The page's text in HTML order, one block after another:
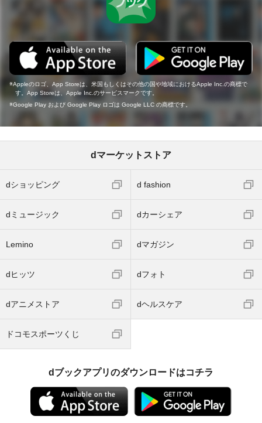
Appleのロゴ、App Storeは、米国もしくはその他の国や地域におけるApple Inc.の商標で
す。App Storeは、Apple Inc.のサービスマークです。
Google Play および Google Play ロゴは Google LLC の商標です。
dマーケットストア
dショッピング d fashion
dミュージック dカーシェア
Lemino dマガジン
dヒッツ dフォト
dアニメストア dヘルスケア
ドコモスポーツくじ
dブックアプリのダウンロードはコチラ